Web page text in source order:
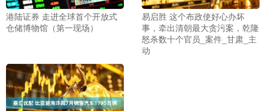
港陆证券 走进全球首个开放式
仓储博物馆（第一现场）
易启胜 这个布政使好心办坏
事，牵出清朝最大贪污案，乾隆
怒杀数十个官员_案件_甘肃_主
动